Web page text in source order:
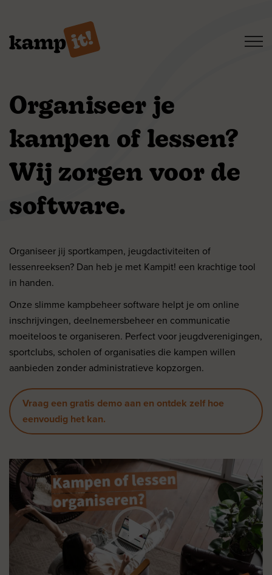
Organiseer je
kampen of lessen?
Wij zorgen voor de
software.
Organiseer jij sportkampen, jeugdactiviteiten of
lessenreeksen? Dan heb je met Kampit! een krachtige tool
in handen.
Onze slimme kampbeheer software helpt je om online
inschrijvingen, deelnemersbeheer en communicatie
moeiteloos te organiseren. Perfect voor jeugdverenigingen,
sportclubs, scholen of organisaties die kampen willen
aanbieden zonder administratieve kopzorgen.
Vraag een gratis demo aan en ontdek zelf hoe
eenvoudig het kan.
Videospeler